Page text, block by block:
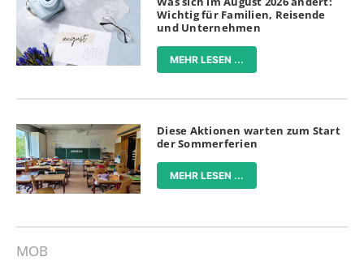
Wichtig für Familien, Reisende
und Unternehmen
MEHR LESEN ...
Diese Aktionen warten zum Start
der Sommerferien
MEHR LESEN ...
MOB